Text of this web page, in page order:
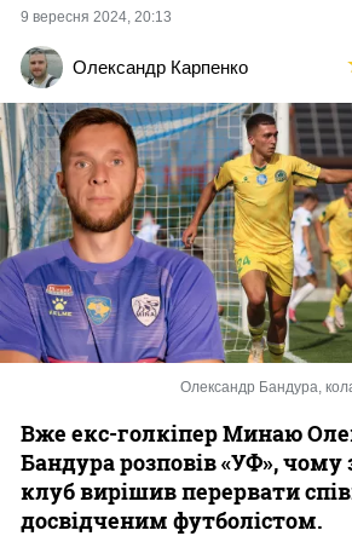
2 ліга
Різне
Букмекери
Казино
9 вересня 2024, 20:13
Олександр Карпенко
Олександр Бандура,
Вже екс-голкіпер Минаю
Бандура розповів «УФ», чому
клуб вирішив перервати
досвідченим футболістом.